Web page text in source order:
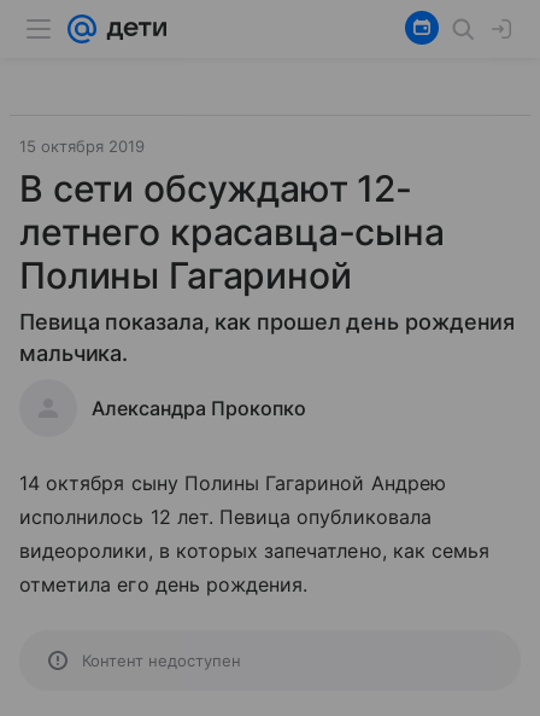
15 октября 2019
В сети обсуждают 12-
летнего красавца-сына
Полины Гагариной
Певица показала, как прошел день рождения
мальчика.
Александра Прокопко
14 октября сыну Полины Гагариной Андрею
исполнилось 12 лет. Певица опубликовала
видеоролики, в которых запечатлено, как семья
отметила его день рождения.
Контент недоступен